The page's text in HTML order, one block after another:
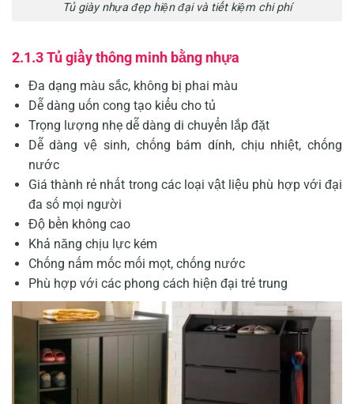
Tủ giày nhựa đẹp hiện đại và tiết kiệm chi phí
2.1.3 Tủ giầy thông minh bằng nhựa
Đa dạng màu sắc, không bị phai màu
Dễ dàng uốn cong tạo kiểu cho tủ
Trọng lượng nhẹ dễ dàng di chuyển lắp đặt
Dễ dàng vệ sinh, chống bám dính, chịu nhiệt, chống
nước
Giá thành rẻ nhất trong các loại vật liệu phù hợp với đại
đa số mọi người
Độ bền không cao
Khả năng chịu lực kém
Chống nấm mốc mối mọt, chống nước
Phù hợp với các phong cách hiện đại trẻ trung